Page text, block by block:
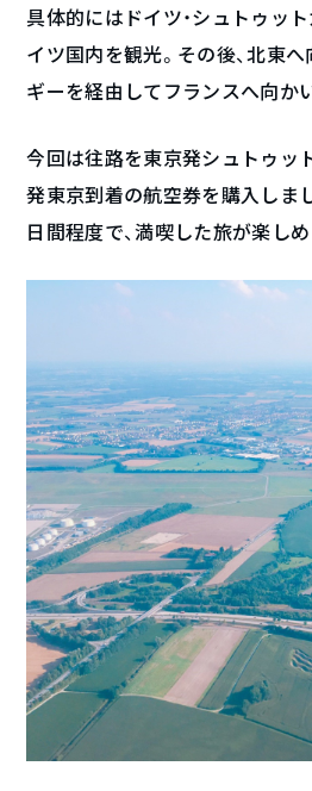
具体的にはドイツ・シュトゥッ
イツ国内を観光。その後、北東
ギーを経由してフランスへ向か
今回は往路を東京発シュトゥッ
発東京到着の航空券を購入しま
日間程度で、満喫した旅が楽しめ